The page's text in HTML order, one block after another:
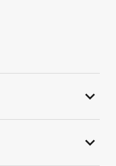
keyboard_arrow_down
keyboard_arrow_down